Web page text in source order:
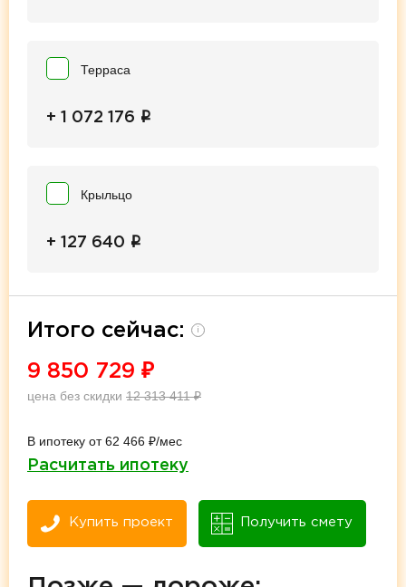
Терраса
+ 1 072 176 i
Крыльцо
+ 127 640 i
Итого сейчас: i
9 850 729 ₽
цена без скидки 12 313 411₽
В ипотеку от 62 466 ₽/мес
Расчитать ипотеку
Купить проект Получить смету